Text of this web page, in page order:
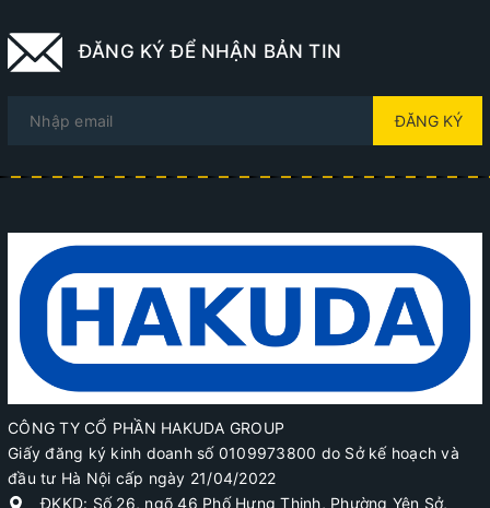
ĐĂNG KÝ ĐỂ NHẬN BẢN TIN
ĐĂNG KÝ
CÔNG TY CỔ PHẦN HAKUDA GROUP
Giấy đăng ký kinh doanh số 0109973800 do Sở kế hoạch và
đầu tư Hà Nội cấp ngày 21/04/2022
ĐKKD: Số 26, ngõ 46 Phố Hưng Thịnh, Phường Yên Sở,